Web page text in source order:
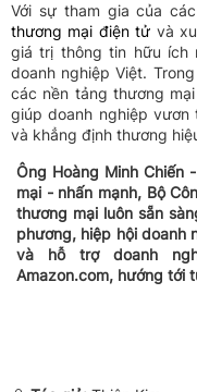
Với sự tham gia của
thương mại điện tử và
giá trị thông tin hữu ích
doanh nghiệp Việt.
các nền tảng thương
giúp doanh nghiệp
và khẳng định thương
Ông Hoàng Minh Chiến
mại - nhấn mạnh, Bộ
thương mại luôn sẵn
phương, hiệp hội doanh
và hỗ trợ doanh
Amazon.com, hướng tới